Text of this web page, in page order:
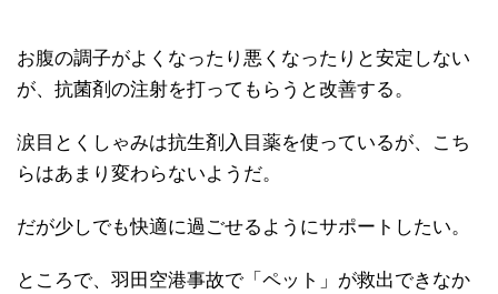
お腹の調子がよくなったり悪くなったりと安定しない
が、抗菌剤の注射を打ってもらうと改善する。
涙目とくしゃみは抗生剤入目薬を使っているが、こち
らはあまり変わらないようだ。
だが少しでも快適に過ごせるようにサポートしたい。
ところで、羽田空港事故で「ペット」が救出できなか